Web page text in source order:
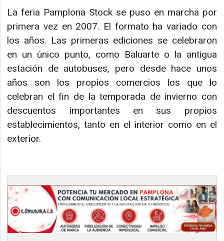
La feria Pamplona Stock se puso en marcha por
primera vez en 2007. El formato ha variado con
los años. Las primeras ediciones se celebraron
en un único punto, como Baluarte o la antigua
estación de autobuses, pero desde hace unos
años son los propios comercios los que lo
celebran el fin de la temporada de invierno con
descuentos importantes en sus propios
establecimientos, tanto en el interior como en el
exterior.